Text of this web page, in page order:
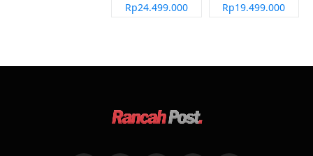
Rp24.499.000
Rp19.499.000